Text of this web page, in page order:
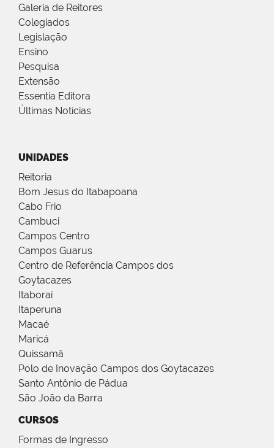
Galeria de Reitores
Colegiados
Legislação
Ensino
Pesquisa
Extensão
Essentia Editora
Últimas Notícias
UNIDADES
Reitoria
Bom Jesus do Itabapoana
Cabo Frio
Cambuci
Campos Centro
Campos Guarus
Centro de Referência Campos dos
Goytacazes
Itaboraí
Itaperuna
Macaé
Maricá
Quissamã
Polo de Inovação Campos dos Goytacazes
Santo Antônio de Pádua
São João da Barra
CURSOS
Formas de Ingresso